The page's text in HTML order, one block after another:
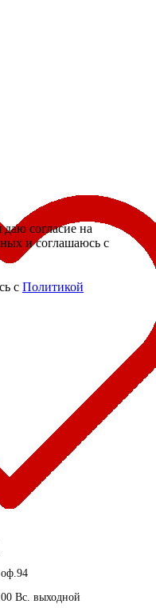
село Дрокино, ул.
согласие на
и соглашаюсь с
с Политикой
Вс. выходной